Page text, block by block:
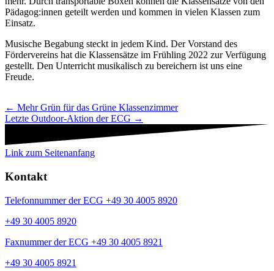
Pädagog:innen geteilt werden und kommen in vielen Klassen zum
Einsatz.
Musische Begabung steckt in jedem Kind. Der Vorstand des
Fördervereins hat die Klassensätze im Frühling 2022 zur Verfügung
gestellt. Den Unterricht musikalisch zu bereichern ist uns eine
Freude.
Navigation
Beiträge
← Mehr Grün für das Grüne Klassenzimmer
Letzte Outdoor-Aktion der ECG →
Link zum Seitenanfang
Kontakt
Telefonnummer der ECG +49 30 4005 8920
+49 30 4005 8920
Faxnummer der ECG +49 30 4005 8921
+49 30 4005 8921